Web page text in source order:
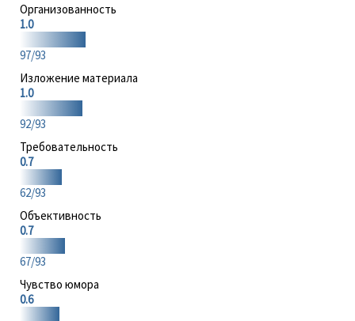
Организованность
1.0
97/93
Изложение материала
1.0
92/93
Требовательность
0.7
62/93
Объективность
0.7
67/93
Чувство юмора
0.6